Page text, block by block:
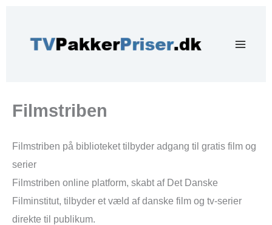
Filmstriben
Filmstriben på biblioteket tilbyder adgang til gratis film og
serier
Filmstriben online platform, skabt af Det Danske
Filminstitut, tilbyder et væld af danske film og tv-serier
direkte til publikum.